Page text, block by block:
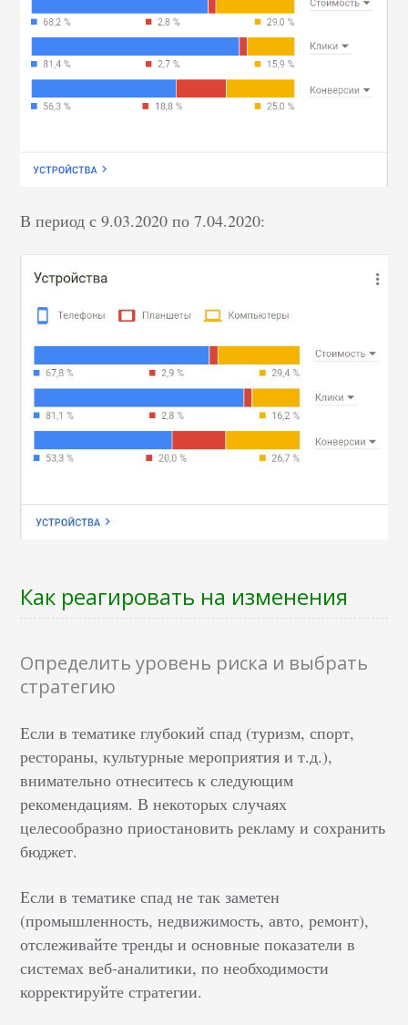
В период с 9.03.2020 по 7.04.2020:
Как реагировать на изменения
Определить уровень риска и выбрать
стратегию
Если в тематике глубокий спад (туризм, спорт,
рестораны, культурные мероприятия и т.д.),
внимательно отнеситесь к следующим
рекомендациям. В некоторых случаях
целесообразно приостановить рекламу и сохранить
бюджет.
Если в тематике спад не так заметен
(промышленность, недвижимость, авто, ремонт),
отслеживайте тренды и основные показатели в
системах веб-аналитики, по необходимости
корректируйте стратегии.